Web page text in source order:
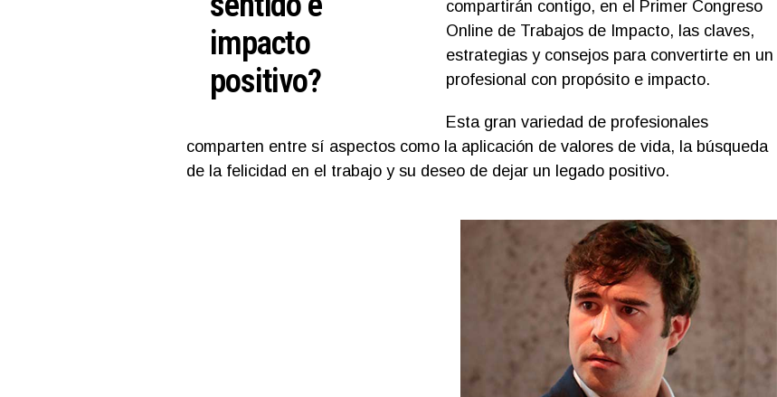
impacto
positivo?
compartirán contigo, en el Primer Congreso
Online de Trabajos de Impacto, las claves,
estrategias y consejos para convertirte en un
profesional con propósito e impacto​.
Esta gran variedad de profesionales
comparten entre sí aspectos como la aplicación de valores de vida, la búsqueda
de la felicidad en el trabajo y su deseo de dejar un legado positivo.